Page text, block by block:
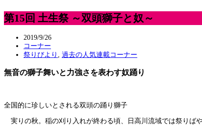
第15回 土生祭 ～双頭獅子と奴～
2019/9/26
コーナー
祭りびより
過去の人気連載コーナー
無音の獅子舞いと力強さを表わす奴踊り
全国的に珍しいとされる双頭の踊り獅子
実りの秋。稲の刈り入れが終わる頃、日高川流域では祭りば